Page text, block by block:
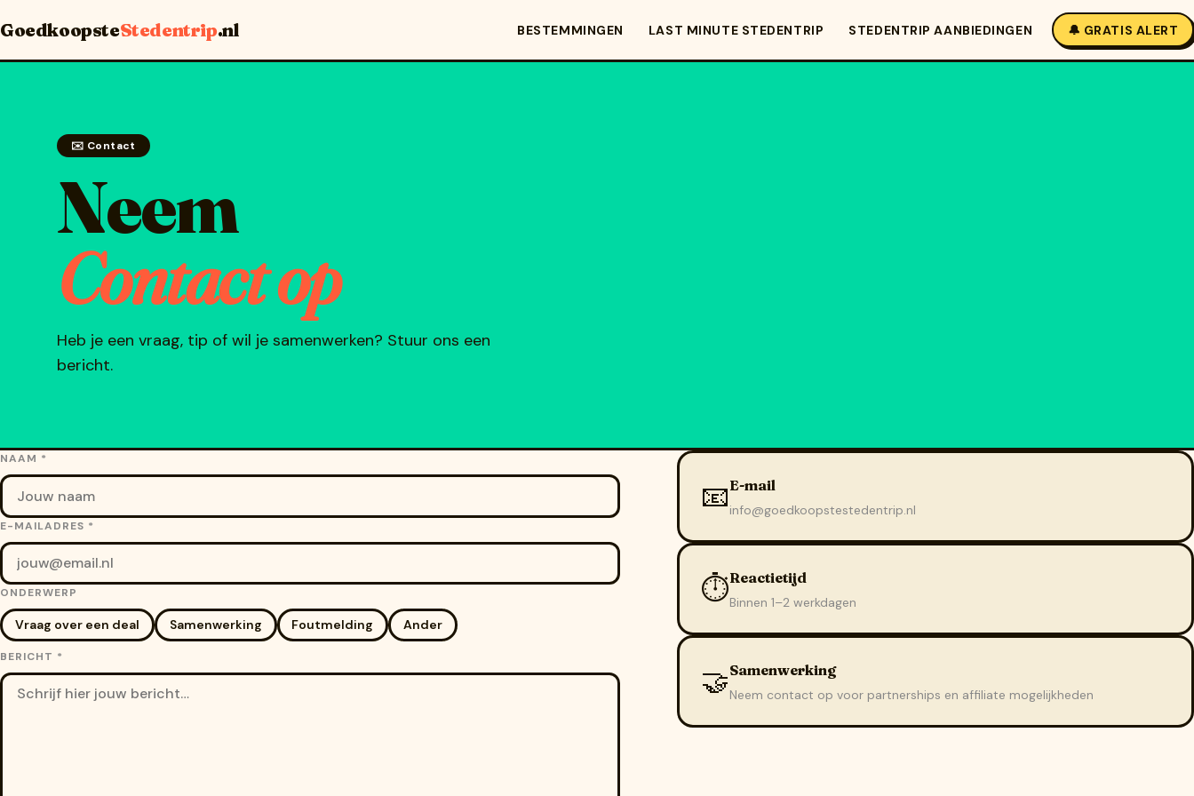
GoedkoopsteStedentrip.nl BESTEMMINGEN LAST MINUTE STEDENTRIP STEDENTRIP AANBIEDINGEN 🔔 GRATIS ALERT
✉️ Contact
Neem
Contact op
Heb je een vraag, tip of wil je samenwerken? Stuur ons een
bericht.
NAAM *
E-MAILADRES *
ONDERWERP
Vraag over een deal Samenwerking Foutmelding Ander
BERICHT *
📧E-mail
info@goedkoopstestedentrip.nl
⏱️Reactietijd
Binnen 1–2 werkdagen
🤝Samenwerking
Neem contact op voor partnerships en affiliate mogelijkheden